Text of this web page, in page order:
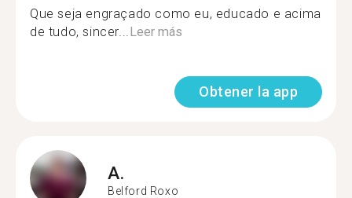
Que seja engraçado como eu, educado e acima
de tudo, sincer...Leer más
Obtener la app
A.
Belford Roxo